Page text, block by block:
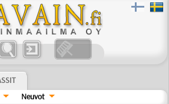
Neuvot